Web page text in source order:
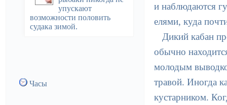
упускают
возможности половить
судака зимой.
Часы
и наблюдаются
елями, куда
Дикий кабан
обычно
молодым
травой. Иногда
кустарником.